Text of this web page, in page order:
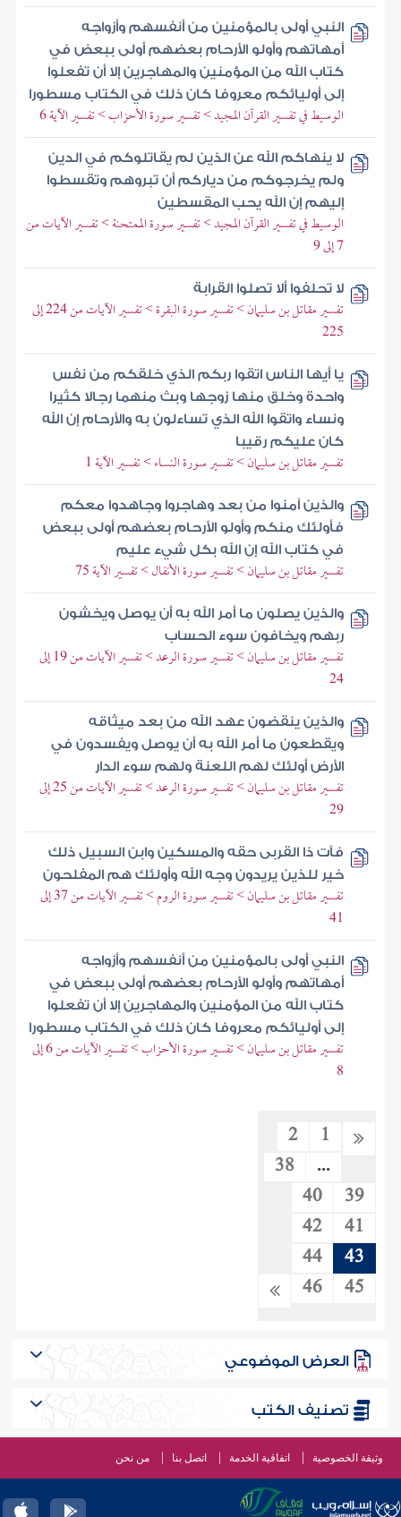
النبي أولى بالمؤمنين من أنفسهم وأزواجه
أمهاتهم وأولو الأرحام بعضهم أولى ببعض في
كتاب الله من المؤمنين والمهاجرين إلا أن تفعلوا
إلى أوليائكم معروفا كان ذلك في الكتاب مسطورا
الوسيط في تفسير القرآن المجيد > تفسير سورة الأحزاب > تفسير الآية 6
لا ينهاكم الله عن الذين لم يقاتلوكم في الدين
ولم يخرجوكم من دياركم أن تبروهم وتقسطوا
إليهم إن الله يحب المقسطين
الوسيط في تفسير القرآن المجيد > تفسير سورة الممتحنة > تفسير الآيات من
7 إلى 9
لا تحلفوا ألا تصلوا القرابة
تفسير مقاتل بن سليمان > تفسير سورة البقرة > تفسير الآيات من 224 إلى
225
يا أيها الناس اتقوا ربكم الذي خلقكم من نفس
واحدة وخلق منها زوجها وبث منهما رجالا كثيرا
ونساء واتقوا الله الذي تساءلون به والأرحام إن الله
كان عليكم رقيبا
تفسير مقاتل بن سليمان > تفسير سورة النساء > تفسير الآية 1
والذين آمنوا من بعد وهاجروا وجاهدوا معكم
فأولئك منكم وأولو الأرحام بعضهم أولى ببعض
في كتاب الله إن الله بكل شيء عليم
تفسير مقاتل بن سليمان > تفسير سورة الأنفال > تفسير الآية 75
والذين يصلون ما أمر الله به أن يوصل ويخشون
ربهم ويخافون سوء الحساب
تفسير مقاتل بن سليمان > تفسير سورة الرعد > تفسير الآيات من 19 إلى
24
والذين ينقضون عهد الله من بعد ميثاقه
ويقطعون ما أمر الله به أن يوصل ويفسدون في
الأرض أولئك لهم اللعنة ولهم سوء الدار
تفسير مقاتل بن سليمان > تفسير سورة الرعد > تفسير الآيات من 25 إلى
29
فآت ذا القربى حقه والمسكين وابن السبيل ذلك
خير للذين يريدون وجه الله وأولئك هم المفلحون
تفسير مقاتل بن سليمان > تفسير سورة الروم > تفسير الآيات من 37 إلى
41
النبي أولى بالمؤمنين من أنفسهم وأزواجه
أمهاتهم وأولو الأرحام بعضهم أولى ببعض في
كتاب الله من المؤمنين والمهاجرين إلا أن تفعلوا
إلى أوليائكم معروفا كان ذلك في الكتاب مسطورا
تفسير مقاتل بن سليمان > تفسير سورة الأحزاب > تفسير الآيات من 6 إلى
8
1
2
...
38
39
40
41
42
43
44
45
46
العرض الموضوعي
تصنيف الكتب
وثيقة الخصوصية اتفاقية الخدمة اتصل بنا من نحن